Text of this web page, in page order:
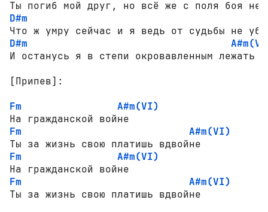
D#m
D#m
И останусь я в степи окровавленным лежать
[Припев]:
Fm
A#m(VI)
Fm
A#m(VI)
Fm
A#m(VI)
Fm
A#m(VI)